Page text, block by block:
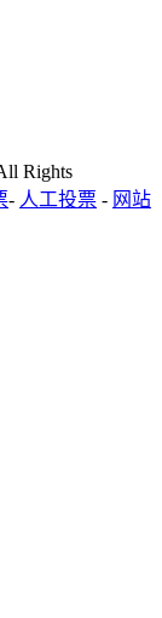
Rights
- 人工投票 - 网站